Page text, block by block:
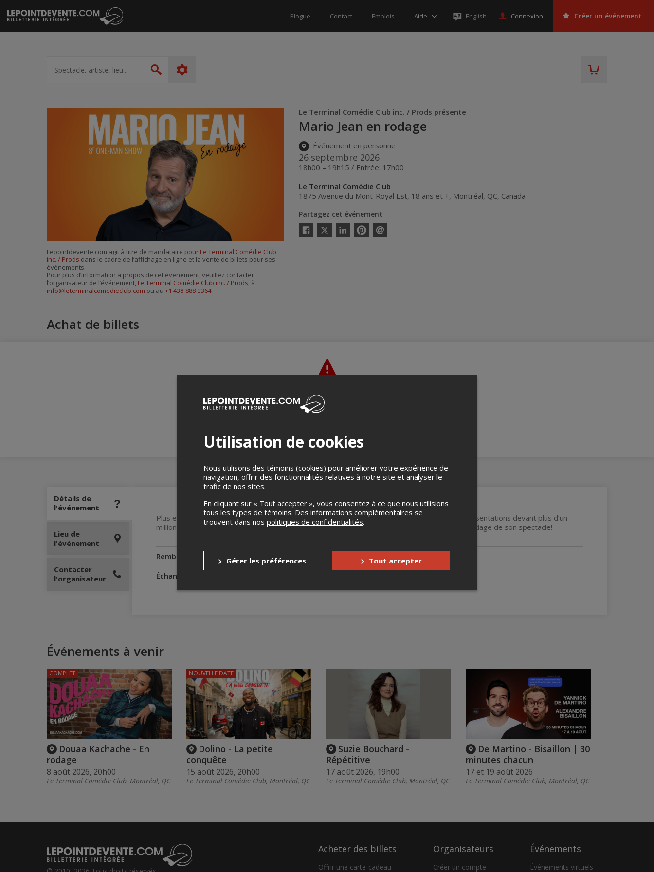
Passer
au
contenu
Blogue Contact Emplois Aide English Connexion Créer un événement
artiste,
lieu...
Rechercher
Le Terminal Comédie Club inc. / Prods présente
Mario Jean en rodage
Événement en personne
26 septembre 2026
18h00 – 19h15 / Entrée: 17h00
Le Terminal Comédie Club
1875 Avenue du Mont-Royal Est, 18 ans et +, Montréal, QC, Canada
Partagez cet événement
Facebook
Twitter
LinkedinPinterestEnvoyer
Lepointdevente.com agit à titre de mandataire pour Le Terminal Comédie Club
inc. / Prods dans le cadre de l’affichage en ligne et la vente de billets pour ses
événements.
Pour plus d’information à propos de cet événement, veuillez contacter
l’organisateur de l’événement, Le Terminal Comédie Club inc. / Prods, à
info@leterminalcomedieclub.com ou au +1 438-888-3364.
Achat de billets
Détails de
l'événement
Plus en forme que jamais, Mario Jean a franchi le cap des 30 ans de carrière et a livré des représentations devant plus d’un
million de spectateurs. Il est sans contredit un incontournable de l’humour! Venez assister au rodage de son spectacle!
Remboursements
Jusqu'à 7 jours avant l'événement
Échanges
Lieu de
l'événement
Contacter
l'organisateur
Événements à venir
Douaa Kachache - En
rodage
8 août 2026, 20h00
Le Terminal Comédie Club, Montréal, QC
COMPLET
Dolino - La petite
conquête
15 août 2026, 20h00
Le Terminal Comédie Club, Montréal, QC
NOUVELLE DATE
Suzie Bouchard -
Répétitive
17 août 2026, 19h00
Le Terminal Comédie Club, Montréal, QC
De Martino - Bisaillon | 30
minutes chacun
17 et 19 août 2026
Le Terminal Comédie Club, Montréal, QC
Acheter des billets
Offrir une carte-cadeau
Organisateurs
Créer un compte
Événements
Événements virtuels
Utilisation de cookies
Nous utilisons des témoins (cookies) pour améliorer votre expérience de
navigation, offrir des fonctionnalités relatives à notre site et analyser le
trafic de nos sites.
En cliquant sur « Tout accepter », vous consentez à ce que nous utilisions
tous les types de témoins. Des informations complémentaires se
trouvent dans nos politiques de confidentialités.
Gérer les préférences Tout accepter